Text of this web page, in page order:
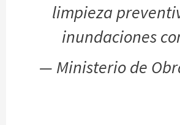
limpieza
inundaciones
— Ministerio de